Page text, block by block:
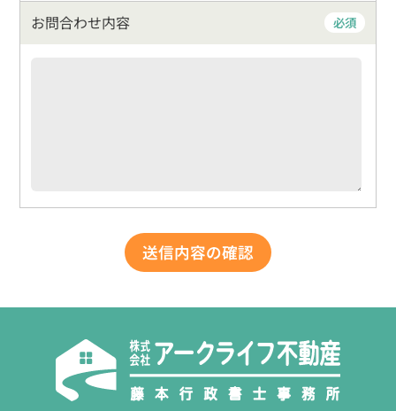
お問合わせ内容 必須